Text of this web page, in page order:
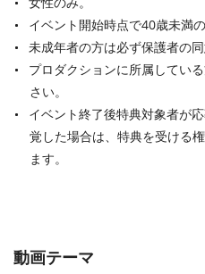
イベント開始時点で40歳未満の
未成年者の方は必ず保護者の
プロダクションに所属してい
さい。
イベント終了後特典対象者が
覚した場合は、特典を受ける
ます。
動画テーマ